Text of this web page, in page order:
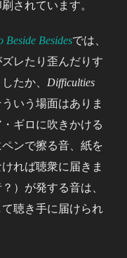
されています。
Beside Besidesでは、
レたり歪んだりす
たか、 Difficulties
いう場面はありま
ギロに吹きかける
ンで擦る音、紙を
れば聴衆に届きま
）が発する音は、
聴き手に届けられ